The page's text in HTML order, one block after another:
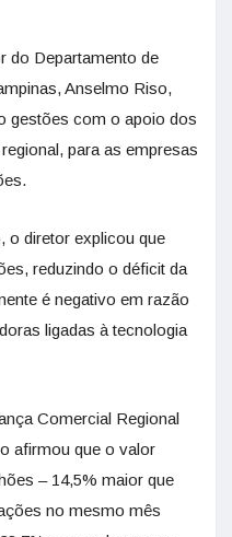
do Departamento de
Anselmo Riso,
gestões com o apoio dos
para as empresas
o diretor explicou que
reduzindo o déficit da
é negativo em razão
ligadas à tecnologia
Comercial Regional
afirmou que o valor
– 14,5% maior que
no mesmo mês